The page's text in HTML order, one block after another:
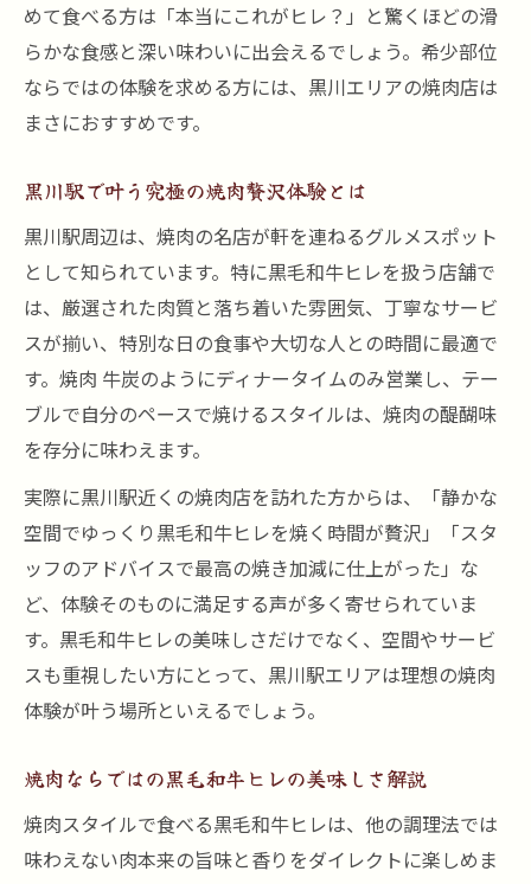
めて食べる方は「本当にこれがヒレ？」と驚くほどの滑
らかな食感と深い味わいに出会えるでしょう。希少部位
ならではの体験を求める方には、黒川エリアの焼肉店は
まさにおすすめです。
黒川駅で叶う究極の焼肉贅沢体験とは
黒川駅周辺は、焼肉の名店が軒を連ねるグルメスポット
として知られています。特に黒毛和牛ヒレを扱う店舗で
は、厳選された肉質と落ち着いた雰囲気、丁寧なサービ
スが揃い、特別な日の食事や大切な人との時間に最適で
す。焼肉 牛炭のようにディナータイムのみ営業し、テー
ブルで自分のペースで焼けるスタイルは、焼肉の醍醐味
を存分に味わえます。
実際に黒川駅近くの焼肉店を訪れた方からは、「静かな
空間でゆっくり黒毛和牛ヒレを焼く時間が贅沢」「スタ
ッフのアドバイスで最高の焼き加減に仕上がった」な
ど、体験そのものに満足する声が多く寄せられていま
す。黒毛和牛ヒレの美味しさだけでなく、空間やサービ
スも重視したい方にとって、黒川駅エリアは理想の焼肉
体験が叶う場所といえるでしょう。
焼肉ならではの黒毛和牛ヒレの美味しさ解説
焼肉スタイルで食べる黒毛和牛ヒレは、他の調理法では
味わえない肉本来の旨味と香りをダイレクトに楽しめま